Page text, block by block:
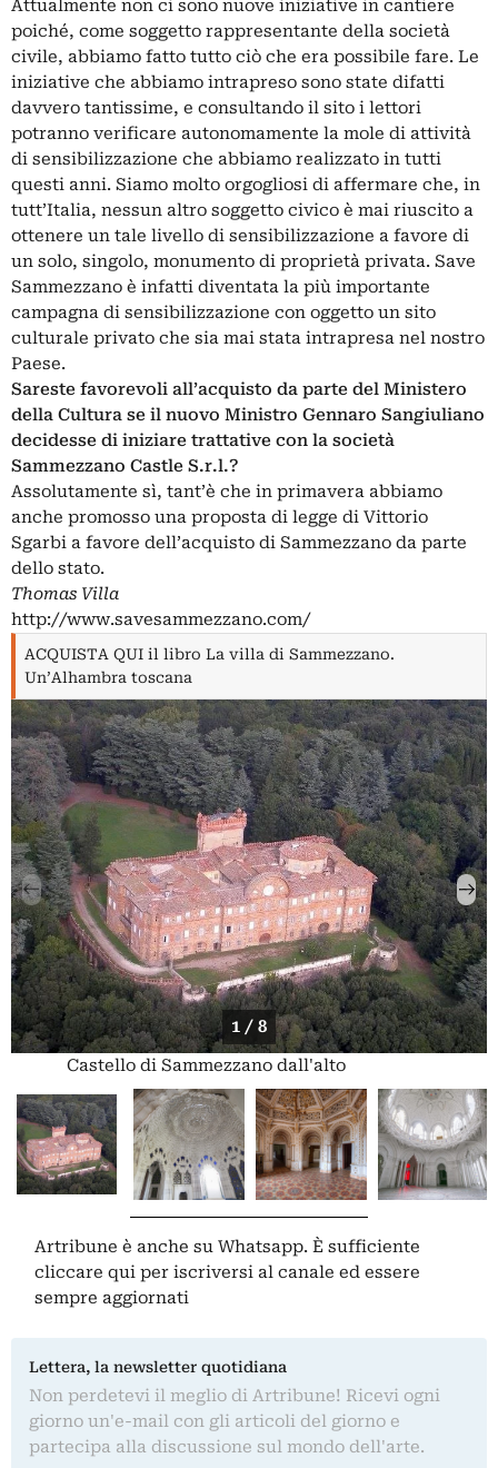
Attualmente non ci sono nuove iniziative in cantiere
poiché, come soggetto rappresentante della società
civile, abbiamo fatto tutto ciò che era possibile fare. Le
iniziative che abbiamo intrapreso sono state difatti
davvero tantissime, e consultando il sito i lettori
potranno verificare autonomamente la mole di attività
di sensibilizzazione che abbiamo realizzato in tutti
questi anni. Siamo molto orgogliosi di affermare che, in
tutt’Italia, nessun altro soggetto civico è mai riuscito a
ottenere un tale livello di sensibilizzazione a favore di
un solo, singolo, monumento di proprietà privata. Save
Sammezzano è infatti diventata la più importante
campagna di sensibilizzazione con oggetto un sito
culturale privato che sia mai stata intrapresa nel nostro
Paese.
Sareste favorevoli all’acquisto da parte del Ministero
della Cultura se il nuovo Ministro Gennaro Sangiuliano
decidesse di iniziare trattative con la società
Sammezzano Castle S.r.l.?
Assolutamente sì, tant’è che in primavera abbiamo
anche promosso una proposta di legge di Vittorio
Sgarbi a favore dell’acquisto di Sammezzano da parte
dello stato.
Thomas Villa
http://www.savesammezzano.com/
ACQUISTA QUI il libro La villa di Sammezzano.
Un’Alhambra toscana
1 / 8
Castello di Sammezzano dall'alto
Artribune è anche su Whatsapp. È sufficiente
cliccare qui per iscriversi al canale ed essere
sempre aggiornati
Lettera, la newsletter quotidiana
Non perdetevi il meglio di Artribune! Ricevi ogni
giorno un'e-mail con gli articoli del giorno e
partecipa alla discussione sul mondo dell'arte.